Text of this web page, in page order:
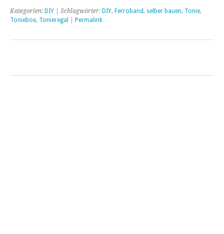
Kategorien: DIY | Schlagwörter: DIY, Ferroband, selber bauen, Tonie,
Toniebox, Tonieregal Permalink